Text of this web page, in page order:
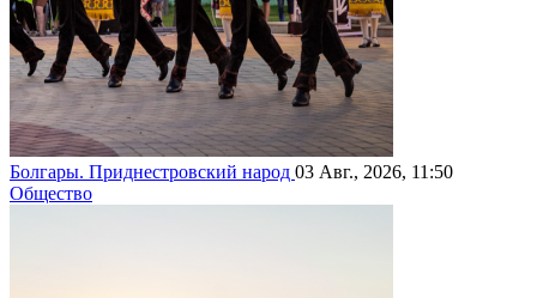
Болгары. Приднестровский народ 03 Авг., 2026, 11:50
Общество